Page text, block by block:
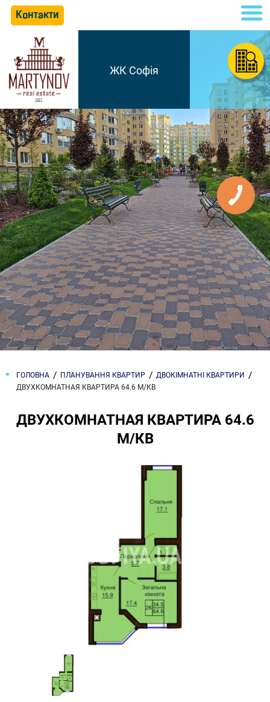
Контакти
ЖК Софія
ГОЛОВНА ПЛАНУВАННЯ КВАРТИР
ДВОКІМНАТНІ КВАРТИРИ
ДВУХКОМНАТНАЯ КВАРТИРА 64.6 М/КВ
ДВУХКОМНАТНАЯ КВАРТИРА 64.6
М/КВ